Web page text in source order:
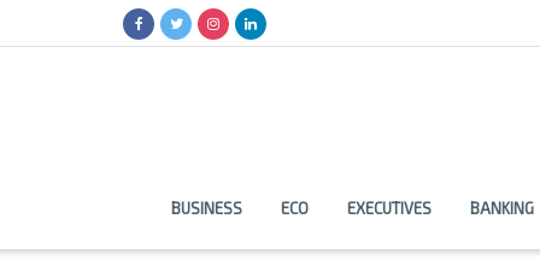
BUSINESS ECO EXECUTIVES BANKING